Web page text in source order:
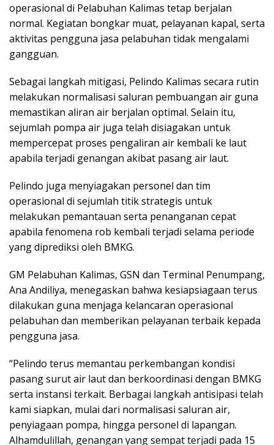
operasional di Pelabuhan Kalimas tetap berjalan
normal. Kegiatan bongkar muat, pelayanan kapal, serta
aktivitas pengguna jasa pelabuhan tidak mengalami
gangguan.
Sebagai langkah mitigasi, Pelindo Kalimas secara rutin
melakukan normalisasi saluran pembuangan air guna
memastikan aliran air berjalan optimal. Selain itu,
sejumlah pompa air juga telah disiagakan untuk
mempercepat proses pengaliran air kembali ke laut
apabila terjadi genangan akibat pasang air laut.
Pelindo juga menyiagakan personel dan tim
operasional di sejumlah titik strategis untuk
melakukan pemantauan serta penanganan cepat
apabila fenomena rob kembali terjadi selama periode
yang diprediksi oleh BMKG.
GM Pelabuhan Kalimas, GSN dan Terminal Penumpang,
Ana Andiliya, menegaskan bahwa kesiapsiagaan terus
dilakukan guna menjaga kelancaran operasional
pelabuhan dan memberikan pelayanan terbaik kepada
pengguna jasa.
“Pelindo terus memantau perkembangan kondisi
pasang surut air laut dan berkoordinasi dengan BMKG
serta instansi terkait. Berbagai langkah antisipasi telah
kami siapkan, mulai dari normalisasi saluran air,
penyiagaan pompa, hingga personel di lapangan.
Alhamdulillah, genangan yang sempat terjadi pada 15